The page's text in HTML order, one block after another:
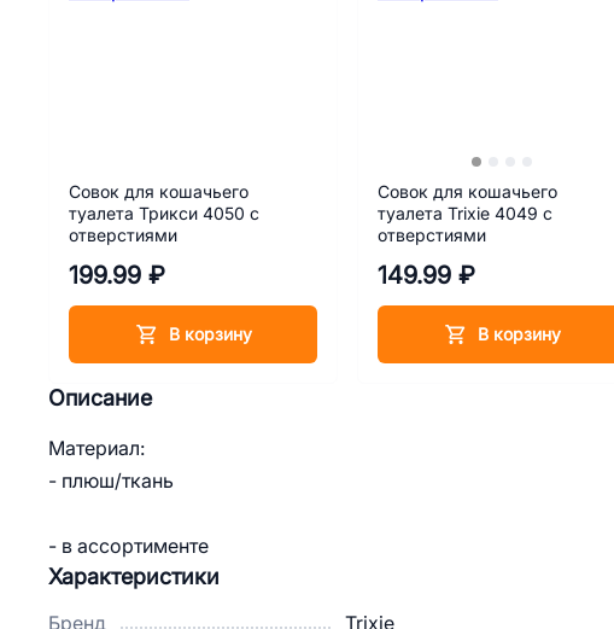
Описание
Материал:
- плюш/ткань
- в ассортименте
Совок для кошачьего
туалета Трикси 4050 с
отверстиями
199.99 ₽
В корзину
Совок для кошачьего
туалета Trixie 4049 с
отверстиями
149.99 ₽
В корзину
Характеристики
Бренд
Trixie